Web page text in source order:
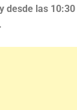
desde las